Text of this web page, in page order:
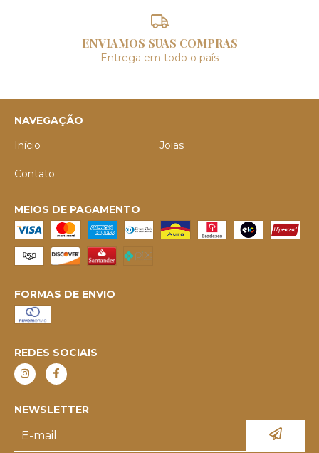
ENVIAMOS SUAS COMPRAS
Entrega em todo o país
NAVEGAÇÃO
Início
Joias
Contato
MEIOS DE PAGAMENTO
FORMAS DE ENVIO
REDES SOCIAIS
NEWSLETTER